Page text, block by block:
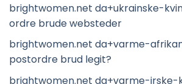
brightwomen.net da+ukrainske-
ordre brude websteder
brightwomen.net da+varme-
postordre brud legit?
brightwomen.net da+varme-irske-